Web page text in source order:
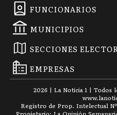
FUNCIONARIOS
MUNICIPIOS
SECCIONES
EMPRESAS
2026 | La Noticia 1 | Todos
www.
Registro de Prop. Intelectual Nº